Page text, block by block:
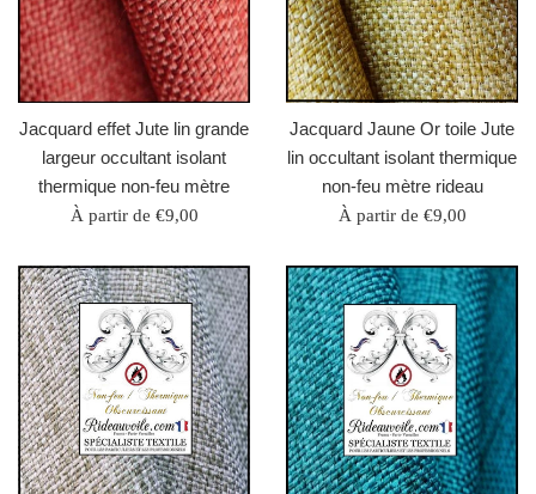
Jacquard effet Jute lin grande
largeur occultant isolant
thermique non-feu mètre
À partir de €9,00
Jacquard Jaune Or toile Jute
lin occultant isolant thermique
non-feu mètre rideau
À partir de €9,00